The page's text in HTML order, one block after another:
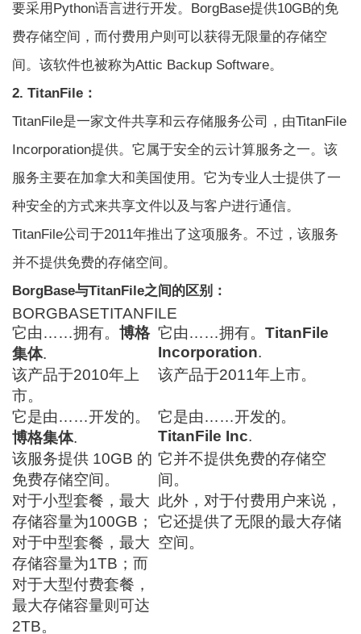
要采用Python语言进行开发。BorgBase提供10GB的免
费存储空间，而付费用户则可以获得无限量的存储空
间。该软件也被称为Attic Backup Software。
2. TitanFile：
TitanFile是一家文件共享和云存储服务公司，由TitanFile
Incorporation提供。它属于安全的云计算服务之一。该
服务主要在加拿大和美国使用。它为专业人士提供了一
种安全的方式来共享文件以及与客户进行通信。
TitanFile公司于2011年推出了这项服务。不过，该服务
并不提供免费的存储空间。
BorgBase与TitanFile之间的区别：
BORGBASETITANFILE
它由……拥有。博格
集体.
它由……拥有。TitanFile
Incorporation.
该产品于2010年上
市。
该产品于2011年上市。
它是由……开发的。
博格集体.
它是由……开发的。
TitanFile Inc.
该服务提供 10GB 的
免费存储空间。
它并不提供免费的存储空
间。
对于小型套餐，最大
存储容量为100GB；
对于中型套餐，最大
存储容量为1TB；而
对于大型付费套餐，
最大存储容量则可达
2TB。
此外，对于付费用户来说，
它还提供了无限的最大存储
空间。